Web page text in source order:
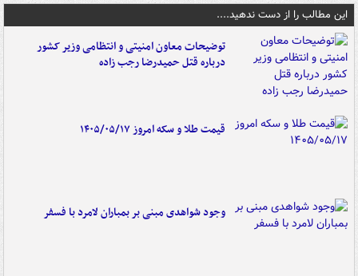
این مطالب را از دست ندهید....
توضیحات معاون امنیتی و انتظامی وزیر کشور
درباره قتل حمیدرضا رجب زاده
قیمت طلا و سکه امروز ۱۴۰۵/۰۵/۱۷
وجود شواهدی مبنی بر بمباران لامرد با فسفر